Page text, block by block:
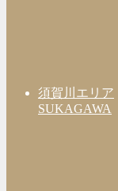
須賀川エリア
SUKAGAWA